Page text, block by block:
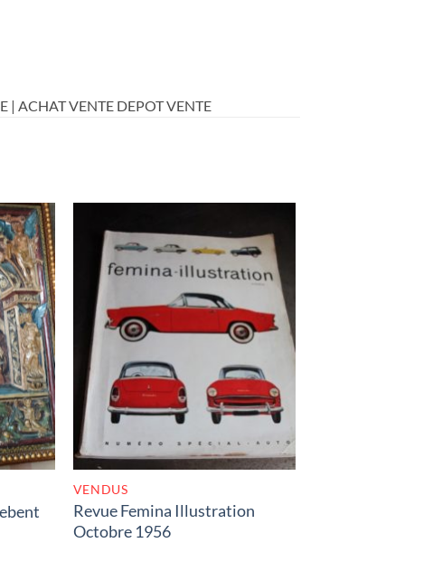
| ACHAT VENTE DEPOT VENTE
RUPTURE DE STOCK
VENDUS
Revue Femina Illustration
Octobre 1956